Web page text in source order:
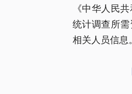
《中华人民
统计调查所
相关人员信息。